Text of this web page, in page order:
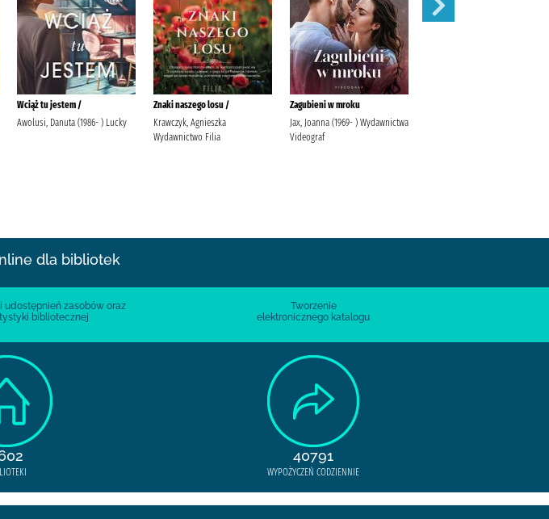
Wciąż tu jestem /
Awolusi, Danuta (1986- ) Lucky
Znaki naszego losu /
Krawczyk, Agnieszka
Wydawnictwo Filia
Zagubieni w mroku
Jax, Joanna (1969- ) Wydawnictwa
Videograf
dla bibliotek
udostępnień zasobów oraz
bibliotecznej
Tworzenie
elektronicznego katalogu
40791
WYPOŻYCZEŃ CODZIENNIE